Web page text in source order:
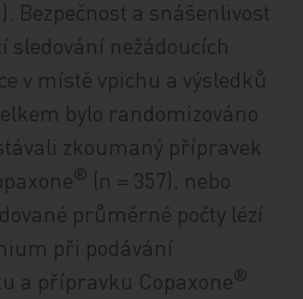
Bezpečnost a snášenlivost
sledování nežádoucích
v místě vpichu a výsledků
bylo randomizováno
zkoumaný přípravek
® (n = 357), nebo
průměrné počty lézí
při podávání
a přípravku Copaxone®